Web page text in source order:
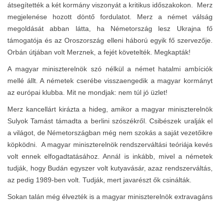
átsegítették a két kormány viszonyát a kritikus időszakokon. Merz
megjelenése hozott döntő fordulatot. Merz a német válság
megoldását abban látta, ha Németország lesz Ukrajna fő
támogatója és az Oroszország elleni háború egyik fő szervezője.
Orbán útjában volt Merznek, a fejét követelték. Megkapták!
A magyar miniszterelnök szó nélkül a német hatalmi ambíciók
mellé állt. A németek cserébe visszaengedik a magyar kormányt
az európai klubba. Mit ne mondjak: nem túl jó üzlet!
Merz kancellárt kirázta a hideg, amikor a magyar miniszterelnök
Sulyok Tamást támadta a berlini szószékről. Csibészek uralják el
a világot, de Németországban még nem szokás a saját vezetőikre
köpködni. A magyar miniszterelnök rendszerváltási teóriája kevés
volt ennek elfogadtatásához. Annál is inkább, mivel a németek
tudják, hogy Budán egyszer volt kutyavásár, azaz rendszerváltás,
az pedig 1989-ben volt. Tudják, mert javarészt ők csinálták.
Sokan talán még élvezték is a magyar miniszterelnök extravagáns